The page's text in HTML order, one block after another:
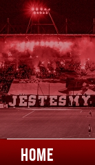
HOME